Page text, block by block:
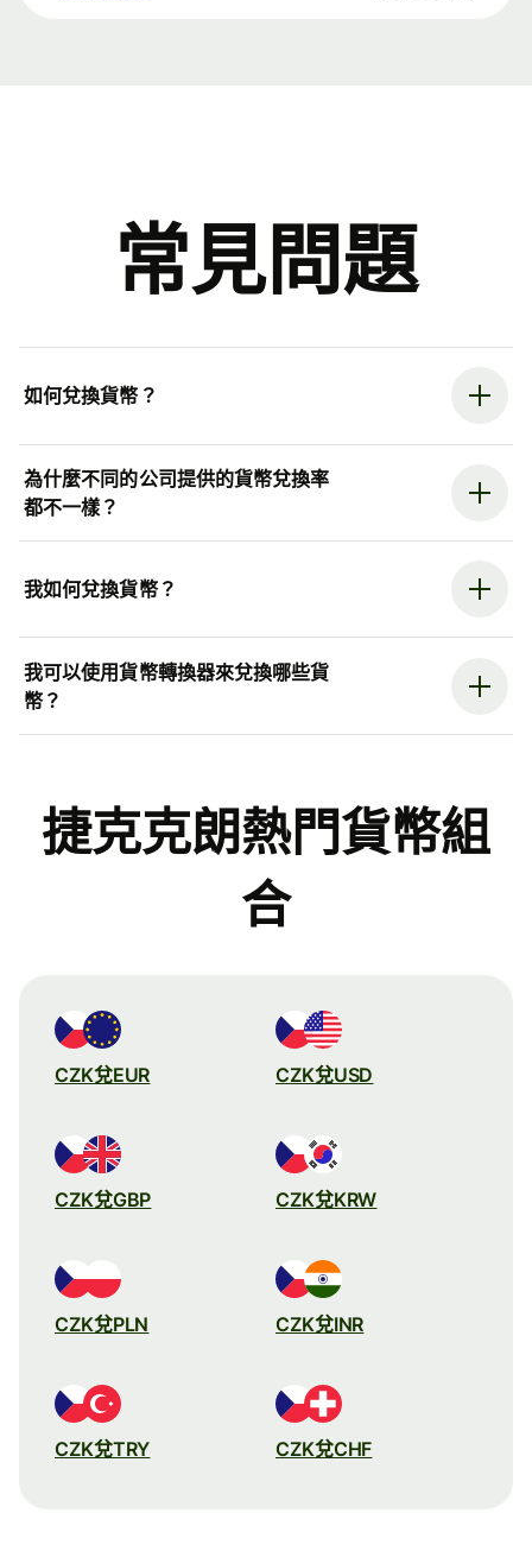
常見問題
如何兌換貨幣？
為什麼不同的公司提供的貨幣兌換率
都不一樣？
我如何兌換貨幣？
我可以使用貨幣轉換器來兌換哪些貨
幣？
捷克克朗熱門貨幣組
合
CZK兌EUR CZK兌USD
CZK兌GBP CZK兌KRW
CZK兌PLN CZK兌INR
CZK兌TRY CZK兌CHF